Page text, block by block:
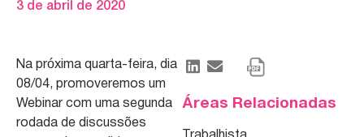
3 de abril de 2020
Na próxima quarta-feira, dia
08/04, promoveremos um
Webinar com uma segunda
rodada de discussões
Áreas Relacionadas